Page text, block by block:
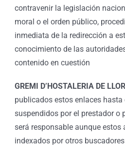
contravenir la legislación
moral o el orden público,
inmediata de la redirección a
conocimiento de las
contenido en cuestión
GREMI D’HOSTALERIA DE
publicados estos enlaces
suspendidos por el prestador o
será responsable aunque estos
indexados por otros